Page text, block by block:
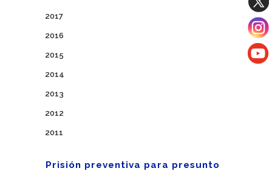
2017
2016
2015
2014
2013
2012
2011
Prisión preventiva para presunto